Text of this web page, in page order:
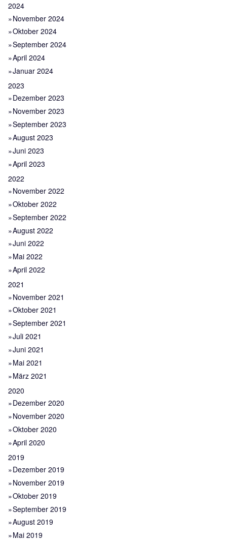
2024
November 2024
Oktober 2024
September 2024
April 2024
Januar 2024
2023
Dezember 2023
November 2023
September 2023
August 2023
Juni 2023
April 2023
2022
November 2022
Oktober 2022
September 2022
August 2022
Juni 2022
Mai 2022
April 2022
2021
November 2021
Oktober 2021
September 2021
Juli 2021
Juni 2021
Mai 2021
März 2021
2020
Dezember 2020
November 2020
Oktober 2020
April 2020
2019
Dezember 2019
November 2019
Oktober 2019
September 2019
August 2019
Mai 2019